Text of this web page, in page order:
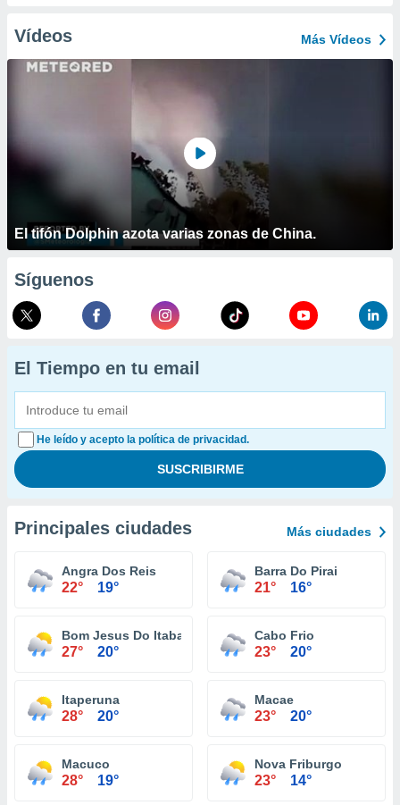
Vídeos Más Vídeos
El tifón Dolphin azota varias zonas de China.
Síguenos
El Tiempo en tu email
He leído y acepto la política de privacidad.
Principales ciudades Más ciudades
Angra Dos Reis
22° 19°
Barra Do Pirai
21° 16°
Bom Jesus Do Itabapoana
27° 20°
Cabo Frio
23° 20°
Itaperuna
28° 20°
Macae
23° 20°
Macuco
28° 19°
Nova Friburgo
23° 14°